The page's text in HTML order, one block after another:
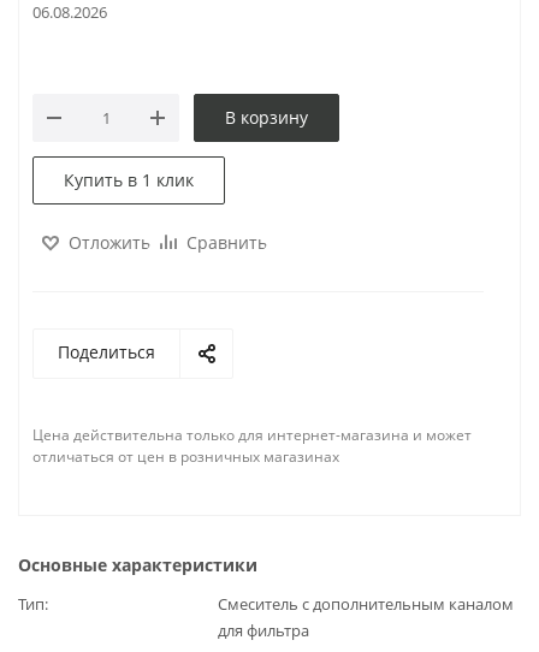
06.08.2026
В корзину
Купить в 1 клик
Отложить Сравнить
Поделиться
Цена действительна только для интернет-магазина и может
отличаться от цен в розничных магазинах
Основные характеристики
Тип
Смеситель с дополнительным каналом
для фильтра